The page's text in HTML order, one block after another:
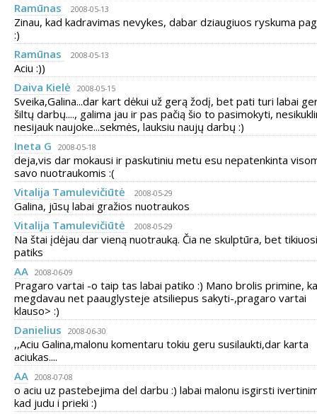
Ramūnas
2008-05-13
Zinau, kad kadravimas nevykes, dabar dziaugiuos ryskuma
:)
Ramūnas
2008-05-13
Aciu :))
Daiva Kielė
2008-05-15
Sveika,Galina...dar kart dėkui už gerą žodį, bet pati turi labai
šiltų darbų...., galima jau ir pas pačią šio to pasimokyti,
nesijauk naujoke...sekmės, lauksiu naujų darbų :)
Ineta G
2008-05-18
deja,vis dar mokausi ir paskutiniu metu esu nepatenkinta
savo nuotraukomis :(
Vitalija Tamulevičiūtė
2008-05-29
Galina, jūsų labai gražios nuotraukos
Vitalija Tamulevičiūtė
2008-05-29
Na štai įdėjau dar vieną nuotrauką. Čia ne skulptūra, bet tikiuosi
patiks
AA 2008-06-09
Pragaro vartai -o taip tas labai patiko :) Mano brolis primine,
megdavau net paauglysteje atsiliepus sakyti-,pragaro vartai
klauso> :)
Danielius
2008-06-30
,,Aciu Galina,malonu komentaru tokiu geru susilaukti,dar karta
aciukas....
AA 2008-07-08
o aciu uz pastebejima del darbu :) labai malonu isgirsti
kad judu i prieki :)